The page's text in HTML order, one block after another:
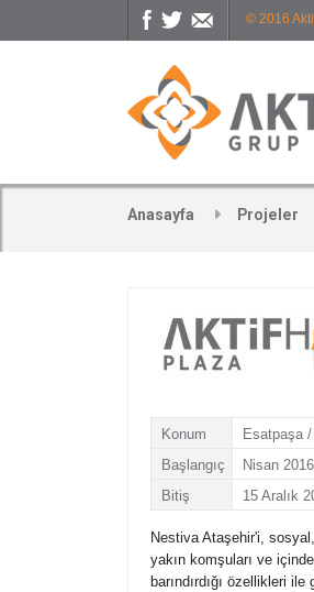
© 2016
Anasayfa Projeler
Konum
Esatpaşa
Başlangıç
Nisan 2016
Bitiş
15 Aralık
Nestiva Ataşehir'i,
yakın komşuları ve içinde
barındırdığı özellikleri ile